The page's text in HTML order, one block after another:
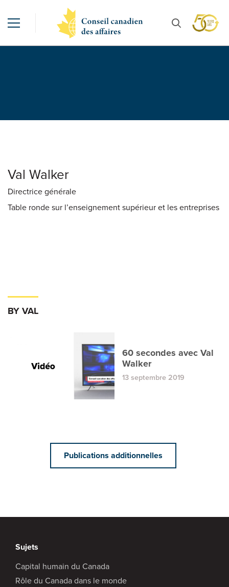
Val Walker
Directrice générale
Table ronde sur l’enseignement supérieur et les entreprises
BY VAL
60 secondes avec Val
Walker
13 septembre 2019
Publications additionnelles
Sujets
Capital humain du Canada
Rôle du Canada dans le monde